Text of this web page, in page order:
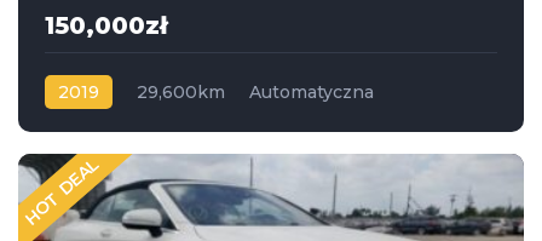
150,000zł
2019 29,600km
Automatyczna
HOT DEAL